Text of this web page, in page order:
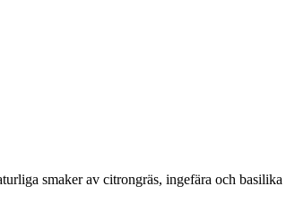
smaker av citrongräs, ingefära och basilika